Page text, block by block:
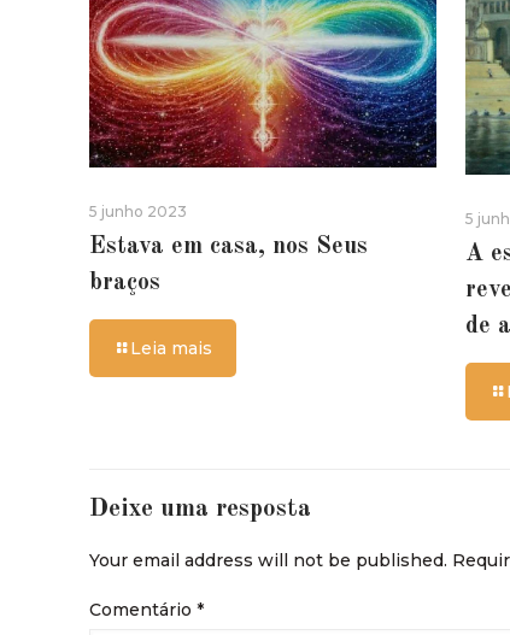
5 junho 2023
Estava em casa, nos Seus
braços
Leia mais
5
A
de
Deixe uma resposta
Your email address will not be published.
Comentário *